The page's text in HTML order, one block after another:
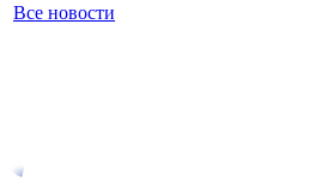
Все новости